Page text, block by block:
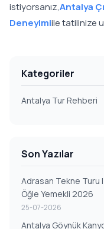
istiyorsanız,Antalya
Deneyimiile tatilinize
Kategoriler
Antalya Tur Rehberi
Son Yazılar
Adrasan Tekne Turu |
Öğle Yemekli 2026
25-07-2026
Antalya Göynük